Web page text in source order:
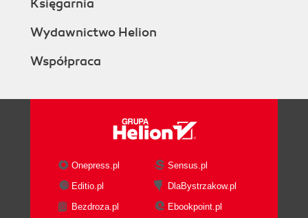
Księgarnia
Wydawnictwo Helion
Współpraca
Onepress.pl
Sensus.pl
Editio.pl
DlaBystrzakow.pl
Bezdroza.pl
Ebookpoint.pl